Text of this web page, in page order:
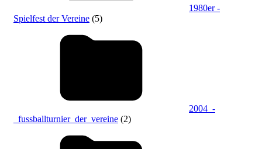
1980er -
Spielfest der Vereine (5)
2004_-
_fussballturnier_der_vereine (2)